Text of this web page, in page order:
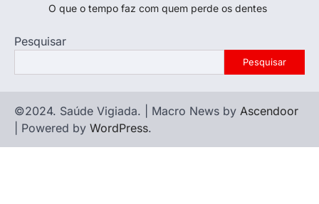
O que o tempo faz com quem perde os dentes
Pesquisar
Pesquisar
©2024. Saúde Vigiada. | Macro News by Ascendoor
| Powered by WordPress.